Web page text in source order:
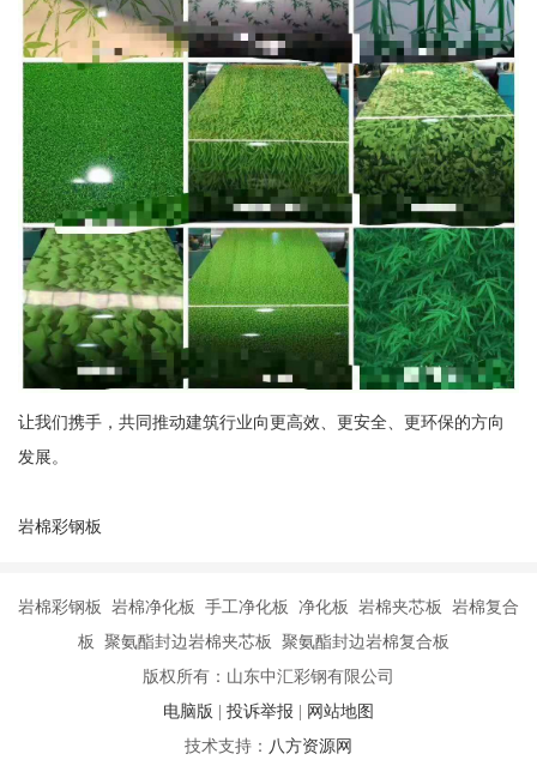
让我们携手，共同推动建筑行业向更高效、更安全、更环保的方向
发展。
岩棉彩钢板
岩棉彩钢板 岩棉净化板 手工净化板 净化板 岩棉夹芯板 岩棉复合
板 聚氨酯封边岩棉夹芯板 聚氨酯封边岩棉复合板
版权所有：山东中汇彩钢有限公司
电脑版 | 投诉举报 | 网站地图
技术支持： 八方资源网